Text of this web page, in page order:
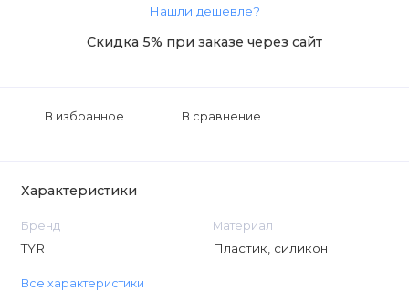
Нашли дешевле?
Скидка 5% при заказе через сайт
В избранное В сравнение
Характеристики
Бренд
TYR
Материал
Пластик, силикон
Все характеристики